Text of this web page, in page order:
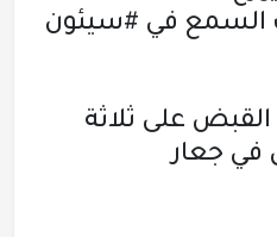
في #سيئون
القبض على ثلاثة
في جعار